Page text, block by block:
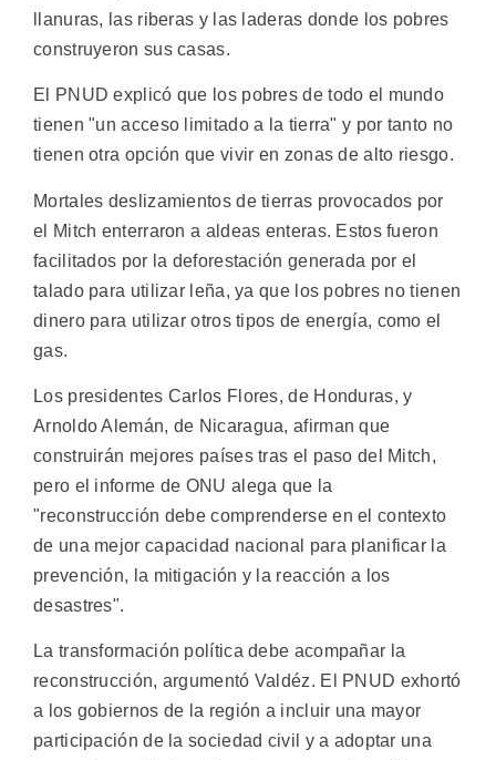
llanuras, las riberas y las laderas donde los pobres
construyeron sus casas.
El PNUD explicó que los pobres de todo el mundo
tienen "un acceso limitado a la tierra" y por tanto no
tienen otra opción que vivir en zonas de alto riesgo.
Mortales deslizamientos de tierras provocados por
el Mitch enterraron a aldeas enteras. Estos fueron
facilitados por la deforestación generada por el
talado para utilizar leña, ya que los pobres no tienen
dinero para utilizar otros tipos de energía, como el
gas.
Los presidentes Carlos Flores, de Honduras, y
Arnoldo Alemán, de Nicaragua, afirman que
construirán mejores países tras el paso del Mitch,
pero el informe de ONU alega que la
"reconstrucción debe comprenderse en el contexto
de una mejor capacidad nacional para planificar la
prevención, la mitigación y la reacción a los
desastres".
La transformación política debe acompañar la
reconstrucción, argumentó Valdéz. El PNUD exhortó
a los gobiernos de la región a incluir una mayor
participación de la sociedad civil y a adoptar una